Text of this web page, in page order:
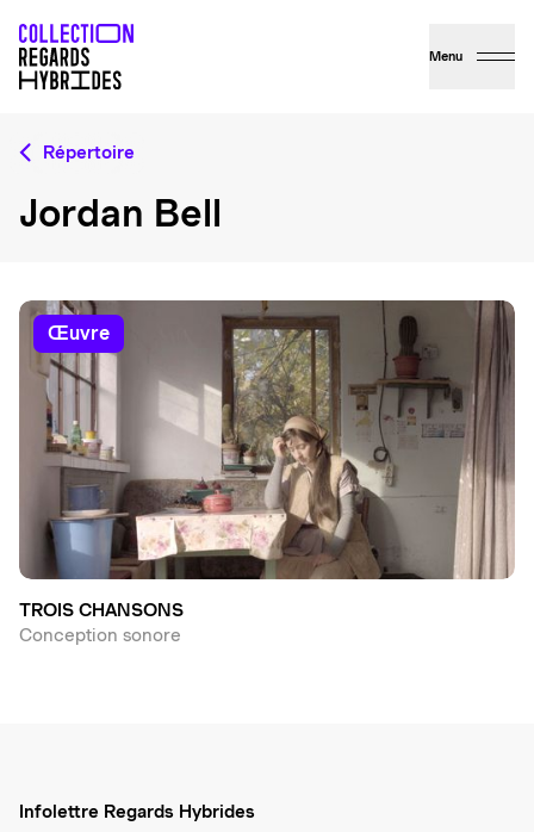
Menu
Répertoire
Jordan Bell
œuvre
TROIS CHANSONS
Conception sonore
Infolettre Regards Hybrides